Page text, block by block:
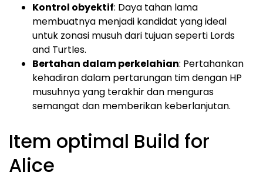
Kontrol obyektif: Daya tahan lama
membuatnya menjadi kandidat yang ideal
untuk zonasi musuh dari tujuan seperti Lords
and Turtles.
Bertahan dalam perkelahian: Pertahankan
kehadiran dalam pertarungan tim dengan HP
musuhnya yang terakhir dan menguras
semangat dan memberikan keberlanjutan.
Item optimal Build for
Alice